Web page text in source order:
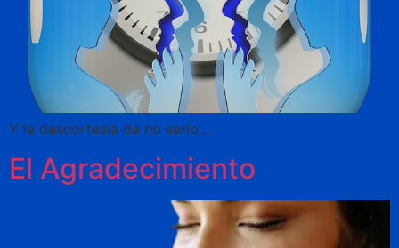
Y la descortesía de no serlo…
El Agradecimiento